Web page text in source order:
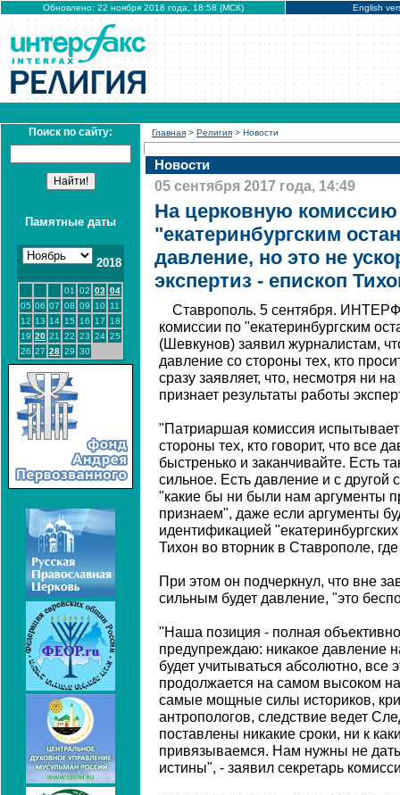
Обновлено: 22 ноября 2018 года, 18:58 (МСК) English
Поиск по сайту:
Памятные даты
2018
01 02 03 04
05 06 07 08 09 10
11
12 13 14 15 16 17
18
19 20 21 22 23 24 25
26 27 28 29 30
Главная > Религия > Новости
Новости
05 сентября 2017 года, 14:49
На церковную
"екатеринбургским
давление, но это не
экспертиз - епископ
Ставрополь. 5 сентября.
комиссии по "екатеринбургским
(Шевкунов) заявил журналистам,
давление со стороны тех, кто
сразу заявляет, что, несмотря ни
признает результаты работы
"Патриаршая комиссия
стороны тех, кто говорит, что все
быстренько и заканчивайте. Есть
сильное. Есть давление и с другой
"какие бы ни были нам аргументы
признаем", даже если аргументы
идентификацией
Тихон во вторник в Ставрополе,
При этом он подчеркнул, что вне
сильным будет давление, "это
"Наша позиция - полная
предупреждаю: никакое давление
будет учитываться абсолютно, все
продолжается на самом высоком
самые мощные силы историков,
антропологов, следствие ведет
поставлены никакие сроки, ни к
привязываемся. Нам нужны не
истины", - заявил секретарь